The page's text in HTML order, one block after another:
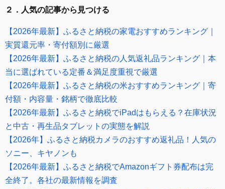
２．人気の記事から見つける
【2026年最新】ふるさと納税の家電おすすめランキング｜
実質還元率・寄付額別に厳選
【2026年最新】ふるさと納税の人気返礼品ランキング｜本
当に選ばれている定番＆満足度重視で厳選
【2026年最新】ふるさと納税の米おすすめランキング｜寄
付額・内容量・銘柄で徹底比較
【2026年最新】ふるさと納税でiPadはもらえる？在庫状況
と中古・再生品タブレットの実態を解説
【2026年】ふるさと納税カメラのおすすめ返礼品！人気の
ソニー、キヤノンも
【2026年最新】ふるさと納税でAmazonギフト券配布は完
全終了。各社の最新情報を調査